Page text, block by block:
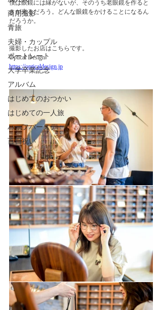
商用撮影
青旅
夫婦・カップル
ポートレート
大学卒業記念
アルバム
はじめてのおつかい
はじめての一人旅
ハーフバースデー
百日祝い
僕は眼鏡には縁がないが、そのうち老眼鏡を作ると
きが来るだろう。どんな眼鏡をかけることになるん
だろうか。
撮影したお店はこちらです。
Optical Design
https://opticaldesign.jp